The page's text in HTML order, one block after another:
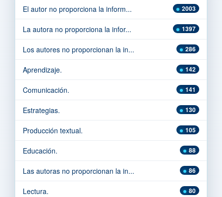
2003
El autor no proporciona la inform...
1397
La autora no proporciona la infor...
286
Los autores no proporcionan la in...
142
Aprendizaje.
141
Comunicación.
130
Estrategias.
105
Producción textual.
88
Educación.
86
Las autoras no proporcionan la in...
80
Lectura.